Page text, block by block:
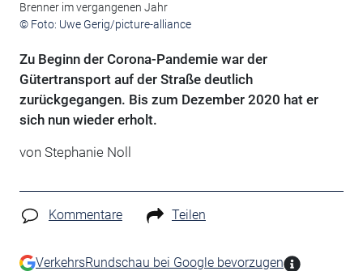
Brenner im vergangenen Jahr
© Foto: Uwe Gerig/picture-alliance
Zu Beginn der Corona-Pandemie war der
Gütertransport auf der Straße deutlich
zurückgegangen. Bis zum Dezember 2020 hat er
sich nun wieder erholt.
von Stephanie Noll
Kommentare Teilen
VerkehrsRundschau bei Google bevorzugen